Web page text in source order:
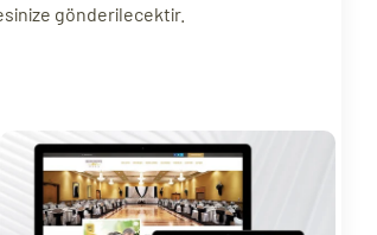
gönderilecektir.